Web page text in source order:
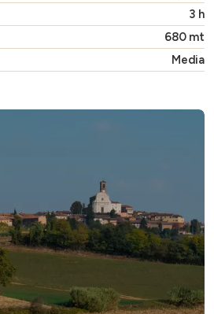
3 h
680 mt
Media